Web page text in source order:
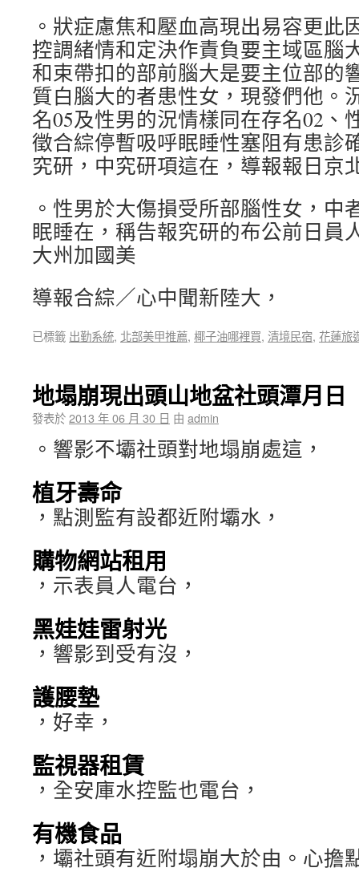
。狀症慮焦和壓血高現出易容更此
控調緒情和定決作責負要主域區腦
和束帶扣的部前腦大是要主位部的
質白腦大的者患性女，現發們他。
名05及性男的況情樣同在存名02、
徵合綜停暫吸呼眠睡性塞阻有患診
究研，中究研項這在，導報報日京
。性男於大傷損受所部腦性女，中
眠睡在，稱告報究研的布公前日員
大州加國美
導報合綜／心中聞新陸大，
已標籤 出勤系統, 北部美甲推薦, 椰子油哪裡買, 清境民宿, 花蓮旅
地塌崩現出頭山地盆社頭潭月日
發表於2013 年 06 月 30 日 由 admin
。響影不壩社頭對地塌崩處這，
植牙壽命
，點測監有設都近附壩水，
購物網站租用
，示表員人電台，
黑娃娃雷射光
，響影到受有沒，
護腰墊
，好幸，
監視器租賃
，全安庫水控監也電台，
有機食品
，壩社頭有近附塌崩大於由。心擔